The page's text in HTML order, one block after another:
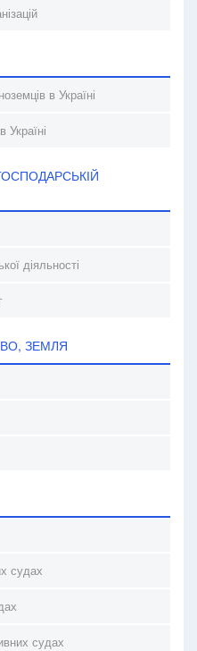
в Україні
Україні
діяльності
ЗЕМЛЯ
судах
судах